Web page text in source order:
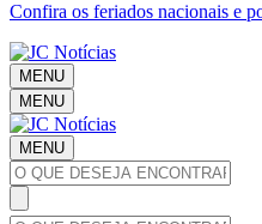
Confira os feriados nacionais e
MENU
MENU
MENU